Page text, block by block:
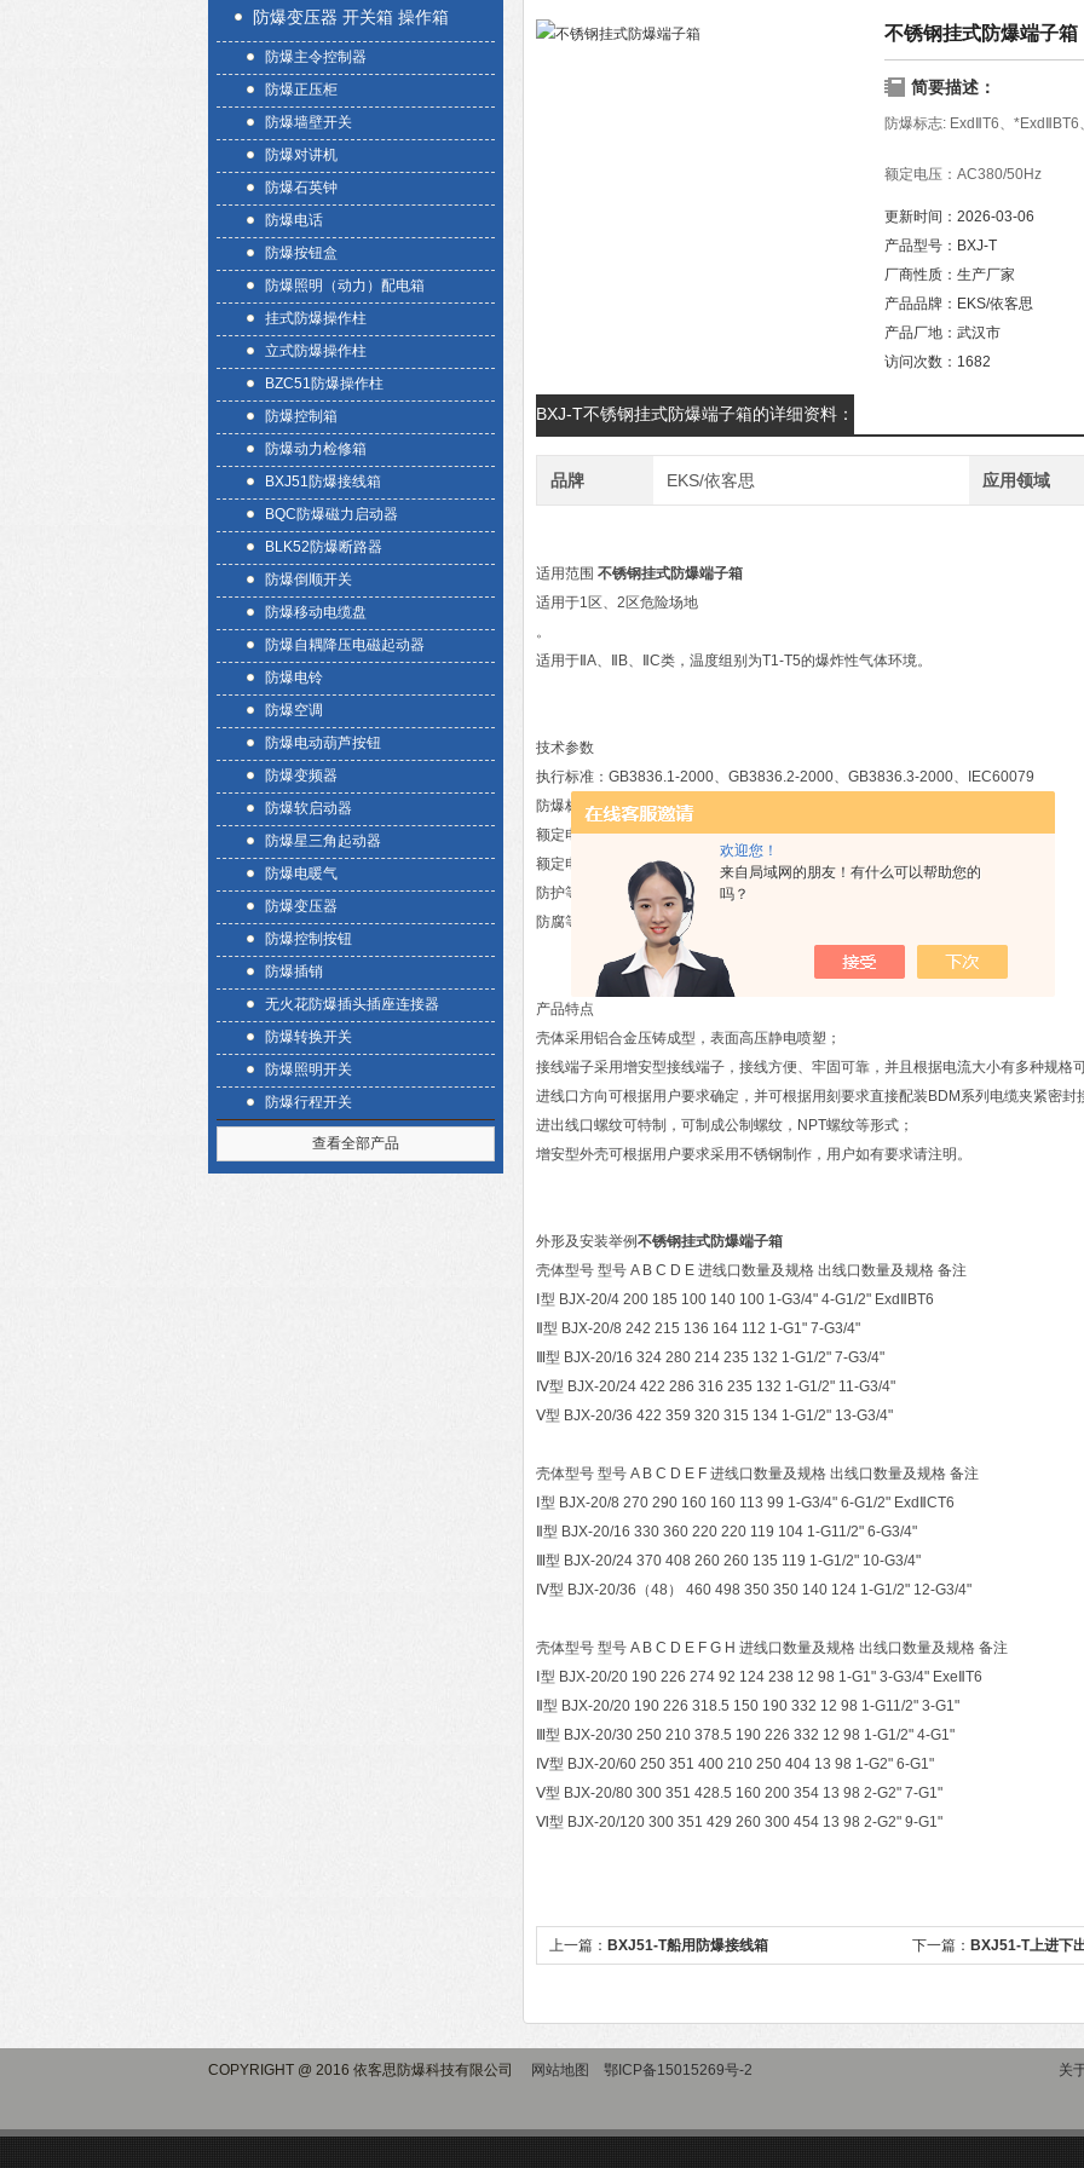
欢迎您！
来自局域网的朋友！有什么可以帮助您的
吗？
防爆变压器 开关箱 操作箱
防爆主令控制器
防爆正压柜
防爆墙壁开关
防爆对讲机
防爆石英钟
防爆电话
防爆按钮盒
防爆照明（动力）配电箱
挂式防爆操作柱
立式防爆操作柱
BZC51防爆操作柱
防爆控制箱
防爆动力检修箱
BXJ51防爆接线箱
BQC防爆磁力启动器
BLK52防爆断路器
防爆倒顺开关
防爆移动电缆盘
防爆自耦降压电磁起动器
防爆电铃
防爆空调
防爆电动葫芦按钮
防爆变频器
防爆软启动器
防爆星三角起动器
防爆电暖气
防爆变压器
防爆控制按钮
防爆插销
无火花防爆插头插座连接器
防爆转换开关
防爆照明开关
防爆行程开关
查看全部产品
不锈钢挂式防爆端子箱
简要描述：
防爆标志: ExdⅡT6、
额定电压：AC380/50Hz
额定电流：20A
防护等级：IP54、*IP55、
防腐等级：WF1
不锈钢挂式防爆端子箱
更新时间： 2026-03-06
产品型号： BXJ-T
厂商性质： 生产厂家
产品品牌： EKS/依客思
产品厂地： 武汉市
访问次数： 1682
BXJ-T不锈钢挂式防爆端子箱的详细资料：
品牌 EKS/依客思 应用领域
适用范围 不锈钢挂式防爆端子箱
适用于1区、2区危险场地
。
适用于ⅡA、ⅡB、ⅡC类，温度组别为T1-T5的爆炸性气体环境。
技术参数
执行标准：GB3836.1-2000、GB3836.2-2000、GB3836.3-2000、IEC60079
防爆标志: ExdⅡT6、*ExdⅡBT6、*ExedⅡCT6
额定电压：AC380/50Hz
额定电流：20A
防护等级：IP54、*IP55、*IP65
防腐等级：WF1 进线示意图
产品特点
壳体采用铝合金压铸成型，表面高压静电喷塑；
接线端子采用增安型接线端子，接线方便、牢固可靠，并且根据电流大小有多种规格
进线口方向可根据用户要求确定，并可根据用刻要求直接配装BDM系列电缆夹紧密封
进出线口螺纹可特制，可制成公制螺纹，NPT螺纹等形式；
增安型外壳可根据用户要求采用不锈钢制作，用户如有要求请注明。
外形及安装举例不锈钢挂式防爆端子箱
壳体型号 型号 A B C D E 进线口数量及规格 出线口数量及规格 备注
Ⅰ型 BJX-20/4 200 185 100 140 100 1-G3/4" 4-G1/2" ExdⅡBT6
Ⅱ型 BJX-20/8 242 215 136 164 112 1-G1" 7-G3/4"
Ⅲ型 BJX-20/16 324 280 214 235 132 1-G1/2" 7-G3/4"
Ⅳ型 BJX-20/24 422 286 316 235 132 1-G1/2" 11-G3/4"
Ⅴ型 BJX-20/36 422 359 320 315 134 1-G1/2" 13-G3/4"
壳体型号 型号 A B C D E F 进线口数量及规格 出线口数量及规格 备注
Ⅰ型 BJX-20/8 270 290 160 160 113 99 1-G3/4" 6-G1/2" ExdⅡCT6
Ⅱ型 BJX-20/16 330 360 220 220 119 104 1-G11/2" 6-G3/4"
Ⅲ型 BJX-20/24 370 408 260 260 135 119 1-G1/2" 10-G3/4"
Ⅳ型 BJX-20/36（48） 460 498 350 350 140 124 1-G1/2" 12-G3/4"
壳体型号 型号 A B C D E F G H 进线口数量及规格 出线口数量及规格 备注
Ⅰ型 BJX-20/20 190 226 274 92 124 238 12 98 1-G1" 3-G3/4" ExeⅡT6
Ⅱ型 BJX-20/20 190 226 318.5 150 190 332 12 98 1-G11/2" 3-G1"
Ⅲ型 BJX-20/30 250 210 378.5 190 226 332 12 98 1-G1/2" 4-G1"
Ⅳ型 BJX-20/60 250 351 400 210 250 404 13 98 1-G2" 6-G1"
Ⅴ型 BJX-20/80 300 351 428.5 160 200 354 13 98 2-G2" 7-G1"
Ⅵ型 BJX-20/120 300 351 429 260 300 454 13 98 2-G2" 9-G1"
上一篇： BXJ51-T船用防爆接线箱 下一篇： BXJ51-T上进下
COPYRIGHT @ 2016 依客思防爆科技有限公司 网站地图 鄂ICP备15015269号-2 关